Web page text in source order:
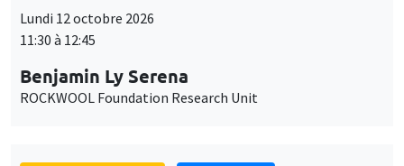
Lundi 12 octobre 2026
11:30 à 12:45
Benjamin Ly Serena
ROCKWOOL Foundation Research Unit